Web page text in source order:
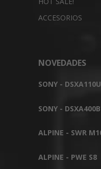
ACCESORIOS
NOVEDADES
SONY - DSXA110U
SONY -
ALPINE - SWR
ALPINE - PWE S8